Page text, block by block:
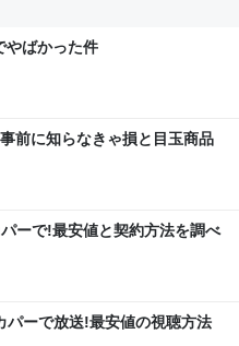
やばかった件
前に知らなきゃ損と目玉商品
ーで!最安値と契約方法を調べ
パーで放送!最安値の視聴方法